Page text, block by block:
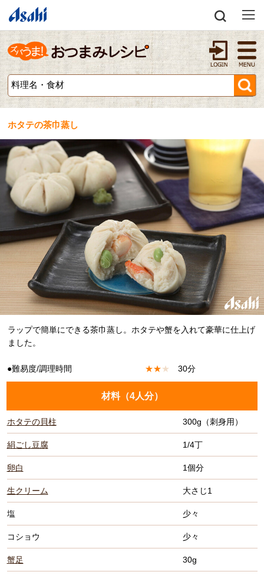
ホタテの茶巾蒸し
ラップで簡単にできる茶巾蒸し。ホタテや蟹を入れて豪華に仕上げ
ました。
●難易度/調理時間 ★★★ 30分
材料（4人分）
ホタテの貝柱 300g（刺身用）
絹ごし豆腐 1/4丁
卵白 1個分
生クリーム 大さじ1
塩 少々
コショウ 少々
蟹足 30g